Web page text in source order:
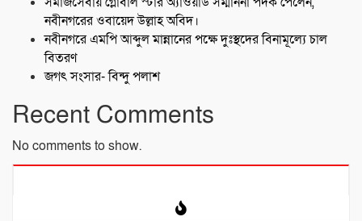
নবীনগরের ওবায়েদ উল্লাহ অবিদ।
নবীনগরে এমপি আব্দুল মান্নানের পক্ষে দুঃস্থদের বিনামূল্যে চাল
বিতরণ
জগৎ সংসার- বিন্দু পলাশ
Recent Comments
No comments to show.